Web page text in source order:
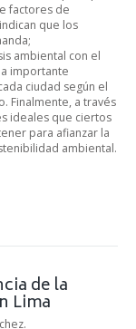
factores de
que los
ambiental con el
importante
ciudad según el
Finalmente, a través
ideales que ciertos
para afianzar la
ambiental.
de la
Lima